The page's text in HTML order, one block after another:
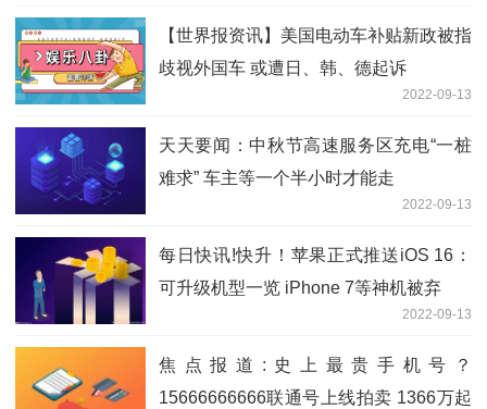
【世界报资讯】美国电动车补贴新政被指
歧视外国车 或遭日、韩、德起诉
2022-09-13
天天要闻：中秋节高速服务区充电“一桩
难求” 车主等一个半小时才能走
2022-09-13
每日快讯!快升！苹果正式推送iOS 16：
可升级机型一览 iPhone 7等神机被弃
2022-09-13
焦点报道:史上最贵手机号？
15666666666联通号上线拍卖 1366万起